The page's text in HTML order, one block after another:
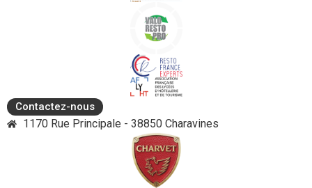
Contactez-nous
1170 Rue Principale - 38850 Charavines